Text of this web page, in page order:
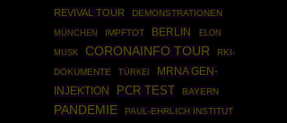
REVIVAL TOUR
DEMONSTRATIONEN
MÜNCHEN
IMPFTOT BERLIN ELON
MUSK CORONAINFO TOUR
RKI-
DOKUMENTE
TÜRKEI
MRNA GEN-
INJEKTION
PCR TEST BAYERN
PANDEMIE PAUL-EHRLICH INSTITUT